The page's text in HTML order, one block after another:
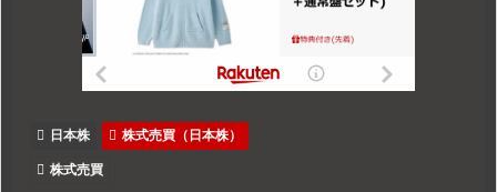
日本株 株式売買（日本株）
株式売買